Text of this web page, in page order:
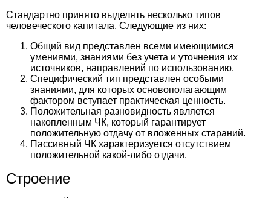
Стандартно принято выделять несколько типов
человеческого капитала. Следующие из них:
Общий вид представлен всеми имеющимися
умениями, знаниями без учета и уточнения их
источников, направлений по использованию.
Специфический тип представлен особыми
знаниями, для которых основополагающим
фактором вступает практическая ценность.
Положительная разновидность является
накопленным ЧК, который гарантирует
положительную отдачу от вложенных стараний.
Пассивный ЧК характеризуется отсутствием
положительной какой-либо отдачи.
Строение